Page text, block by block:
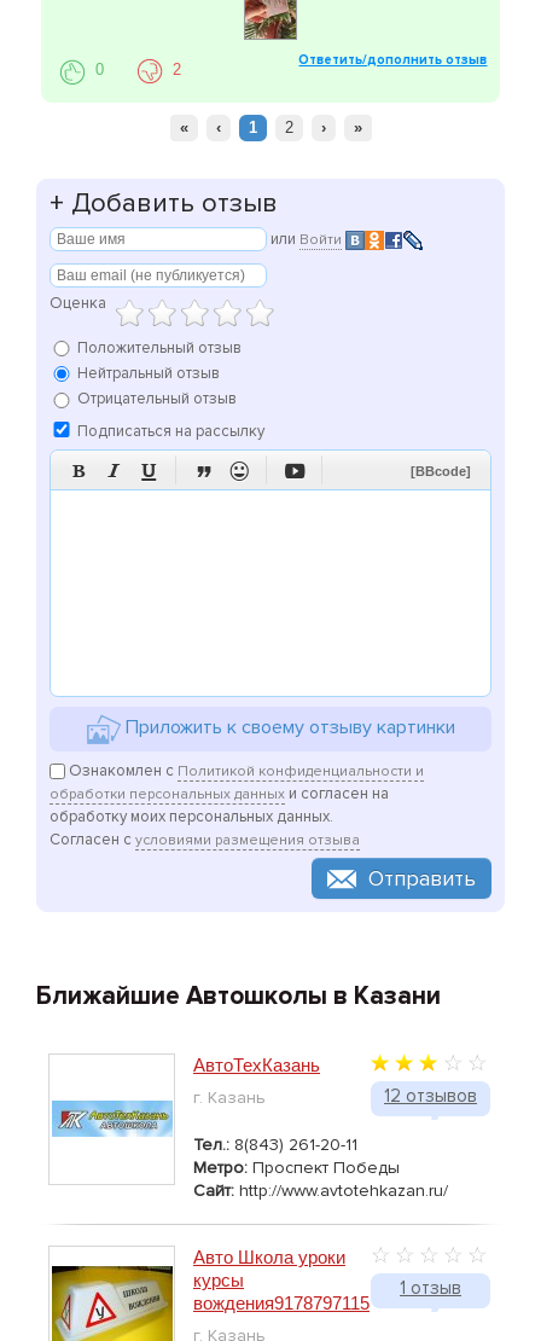
Ответить/дополнить отзыв
0 2
« ‹ 1 2 › »
+ Добавить отзыв
или Войти
Оценка
Положительный отзыв
Нейтральный отзыв
Отрицательный отзыв
Подписаться на рассылку
      [BBcode]
Приложить к своему отзыву картинки
Ознакомлен с Политикой конфиденциальности и
обработки персональных данных и согласен на
обработку моих персональных данных.
Согласен с условиями размещения отзыва
Отправить
Ближайшие Автошколы в Казани
12 отзывов
АвтоТехКазань
г. Казань
Тел.: 8(843) 261-20-11
Метро: Проспект Победы
Сайт: http://www.avtotehkazan.ru/
1 отзыв
Авто Школа уроки
курсы
вождения9178797115
г. Казань